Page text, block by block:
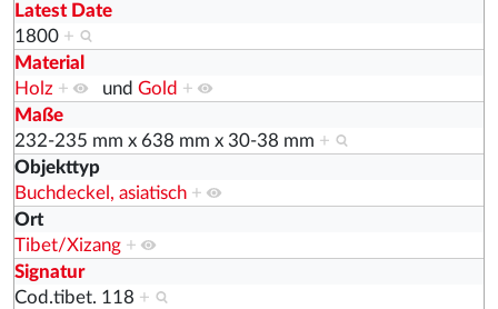
Latest Date
1800 +
Material
Holz + und Gold +
Maße
232-235 mm x 638 mm x 30-38 mm +
Objekttyp
Buchdeckel, asiatisch +
Ort
Tibet/Xizang +
Signatur
Cod.tibet. 118 +